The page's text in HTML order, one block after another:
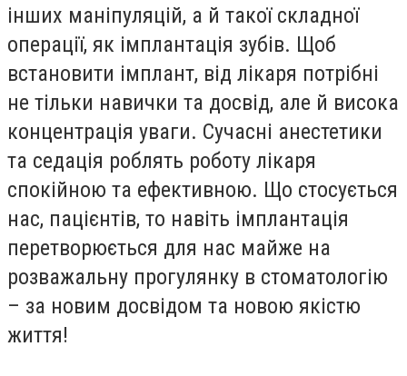
інших маніпуляцій, а й такої складної
операції, як імплантація зубів. Щоб
встановити імплант, від лікаря потрібні
не тільки навички та досвід, але й висока
концентрація уваги. Сучасні анестетики
та седація роблять роботу лікаря
спокійною та ефективною. Що стосується
нас, пацієнтів, то навіть імплантація
перетворюється для нас майже на
розважальну прогулянку в стоматологію
– за новим досвідом та новою якістю
життя!